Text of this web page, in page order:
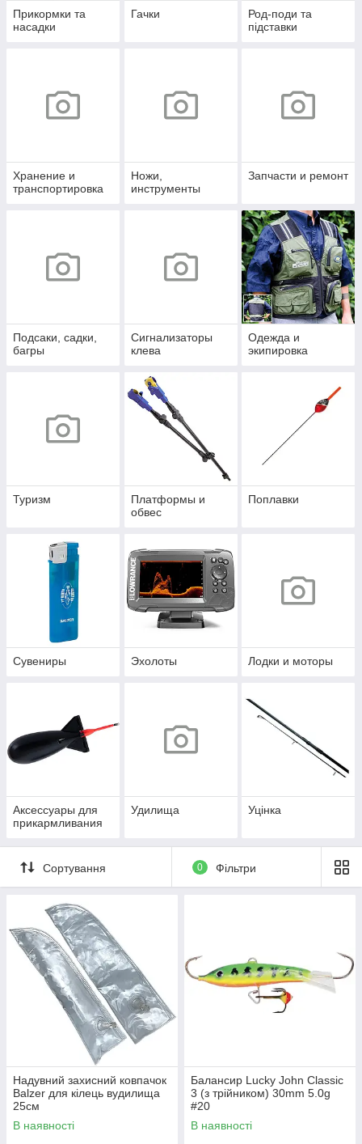
Прикормки та
насадки
Гачки
Род-поди та
підставки
Хранение и
транспортировка
Ножи,
инструменты
Запчасти и ремонт
Подсаки, садки,
багры
Сигнализаторы
клева
Одежда и
экипировка
Туризм
Платформы и
обвес
Поплавки
Сувениры Эхолоты Лодки и моторы
Аксессуары для
прикармливания
Удилища Уцінка
Сортування 0 Фільтри
Надувний захисний ковпачок
Balzer для кілець вудилища
25см
В наявності
Балансир Lucky John Classic
3 (з трійником) 30mm 5.0g
#20
В наявності